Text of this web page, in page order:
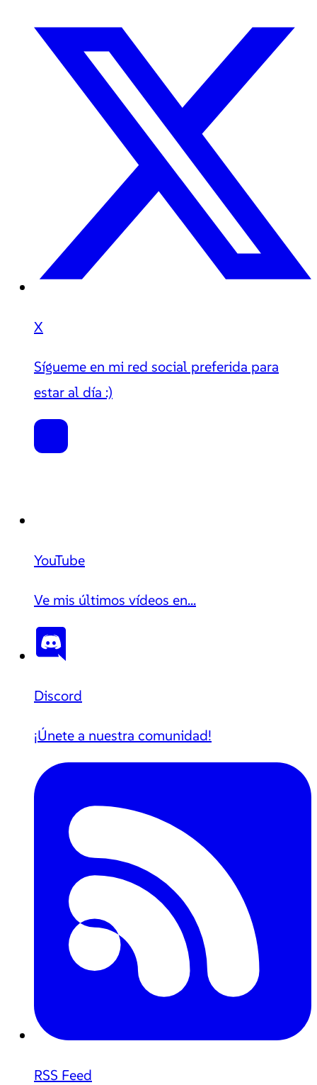
X
Sígueme en mi red social preferida para
estar al día :)
YouTube
Ve mis últimos vídeos en...
Discord
¡Únete a nuestra comunidad!
RSS Feed